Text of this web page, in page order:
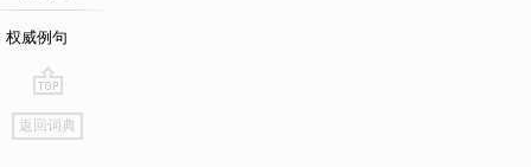
权威例句
go
top
返回词典